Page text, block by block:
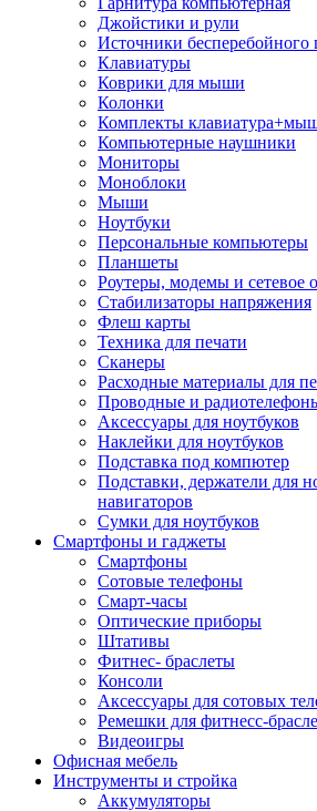
Джойстики и рули
Источники бесперебойного
Клавиатуры
Коврики для мыши
Колонки
Комплекты
Компьютерные наушники
Мониторы
Моноблоки
Мыши
Ноутбуки
Персональные компьютеры
Планшеты
Роутеры, модемы и сетевое
Стабилизаторы напряжения
Флеш карты
Техника для печати
Сканеры
Расходные материалы для
Проводные и
Аксессуары для ноутбуков
Наклейки для ноутбуков
Подставка под компютер
Подставки, держатели для
навигаторов
Сумки для ноутбуков
Смартфоны и гаджеты
Смартфоны
Сотовые телефоны
Смарт-часы
Оптические приборы
Штативы
Фитнес- браслеты
Консоли
Аксессуары для сотовых
Ремешки для фитнесс-
Видеоигры
Офисная мебель
Инструменты и стройка
Аккумуляторы